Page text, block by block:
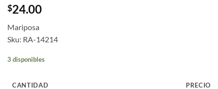
$24.00
Mariposa
Sku: RA-14214
3 disponibles
CANTIDAD PRECIO